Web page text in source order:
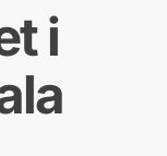
i